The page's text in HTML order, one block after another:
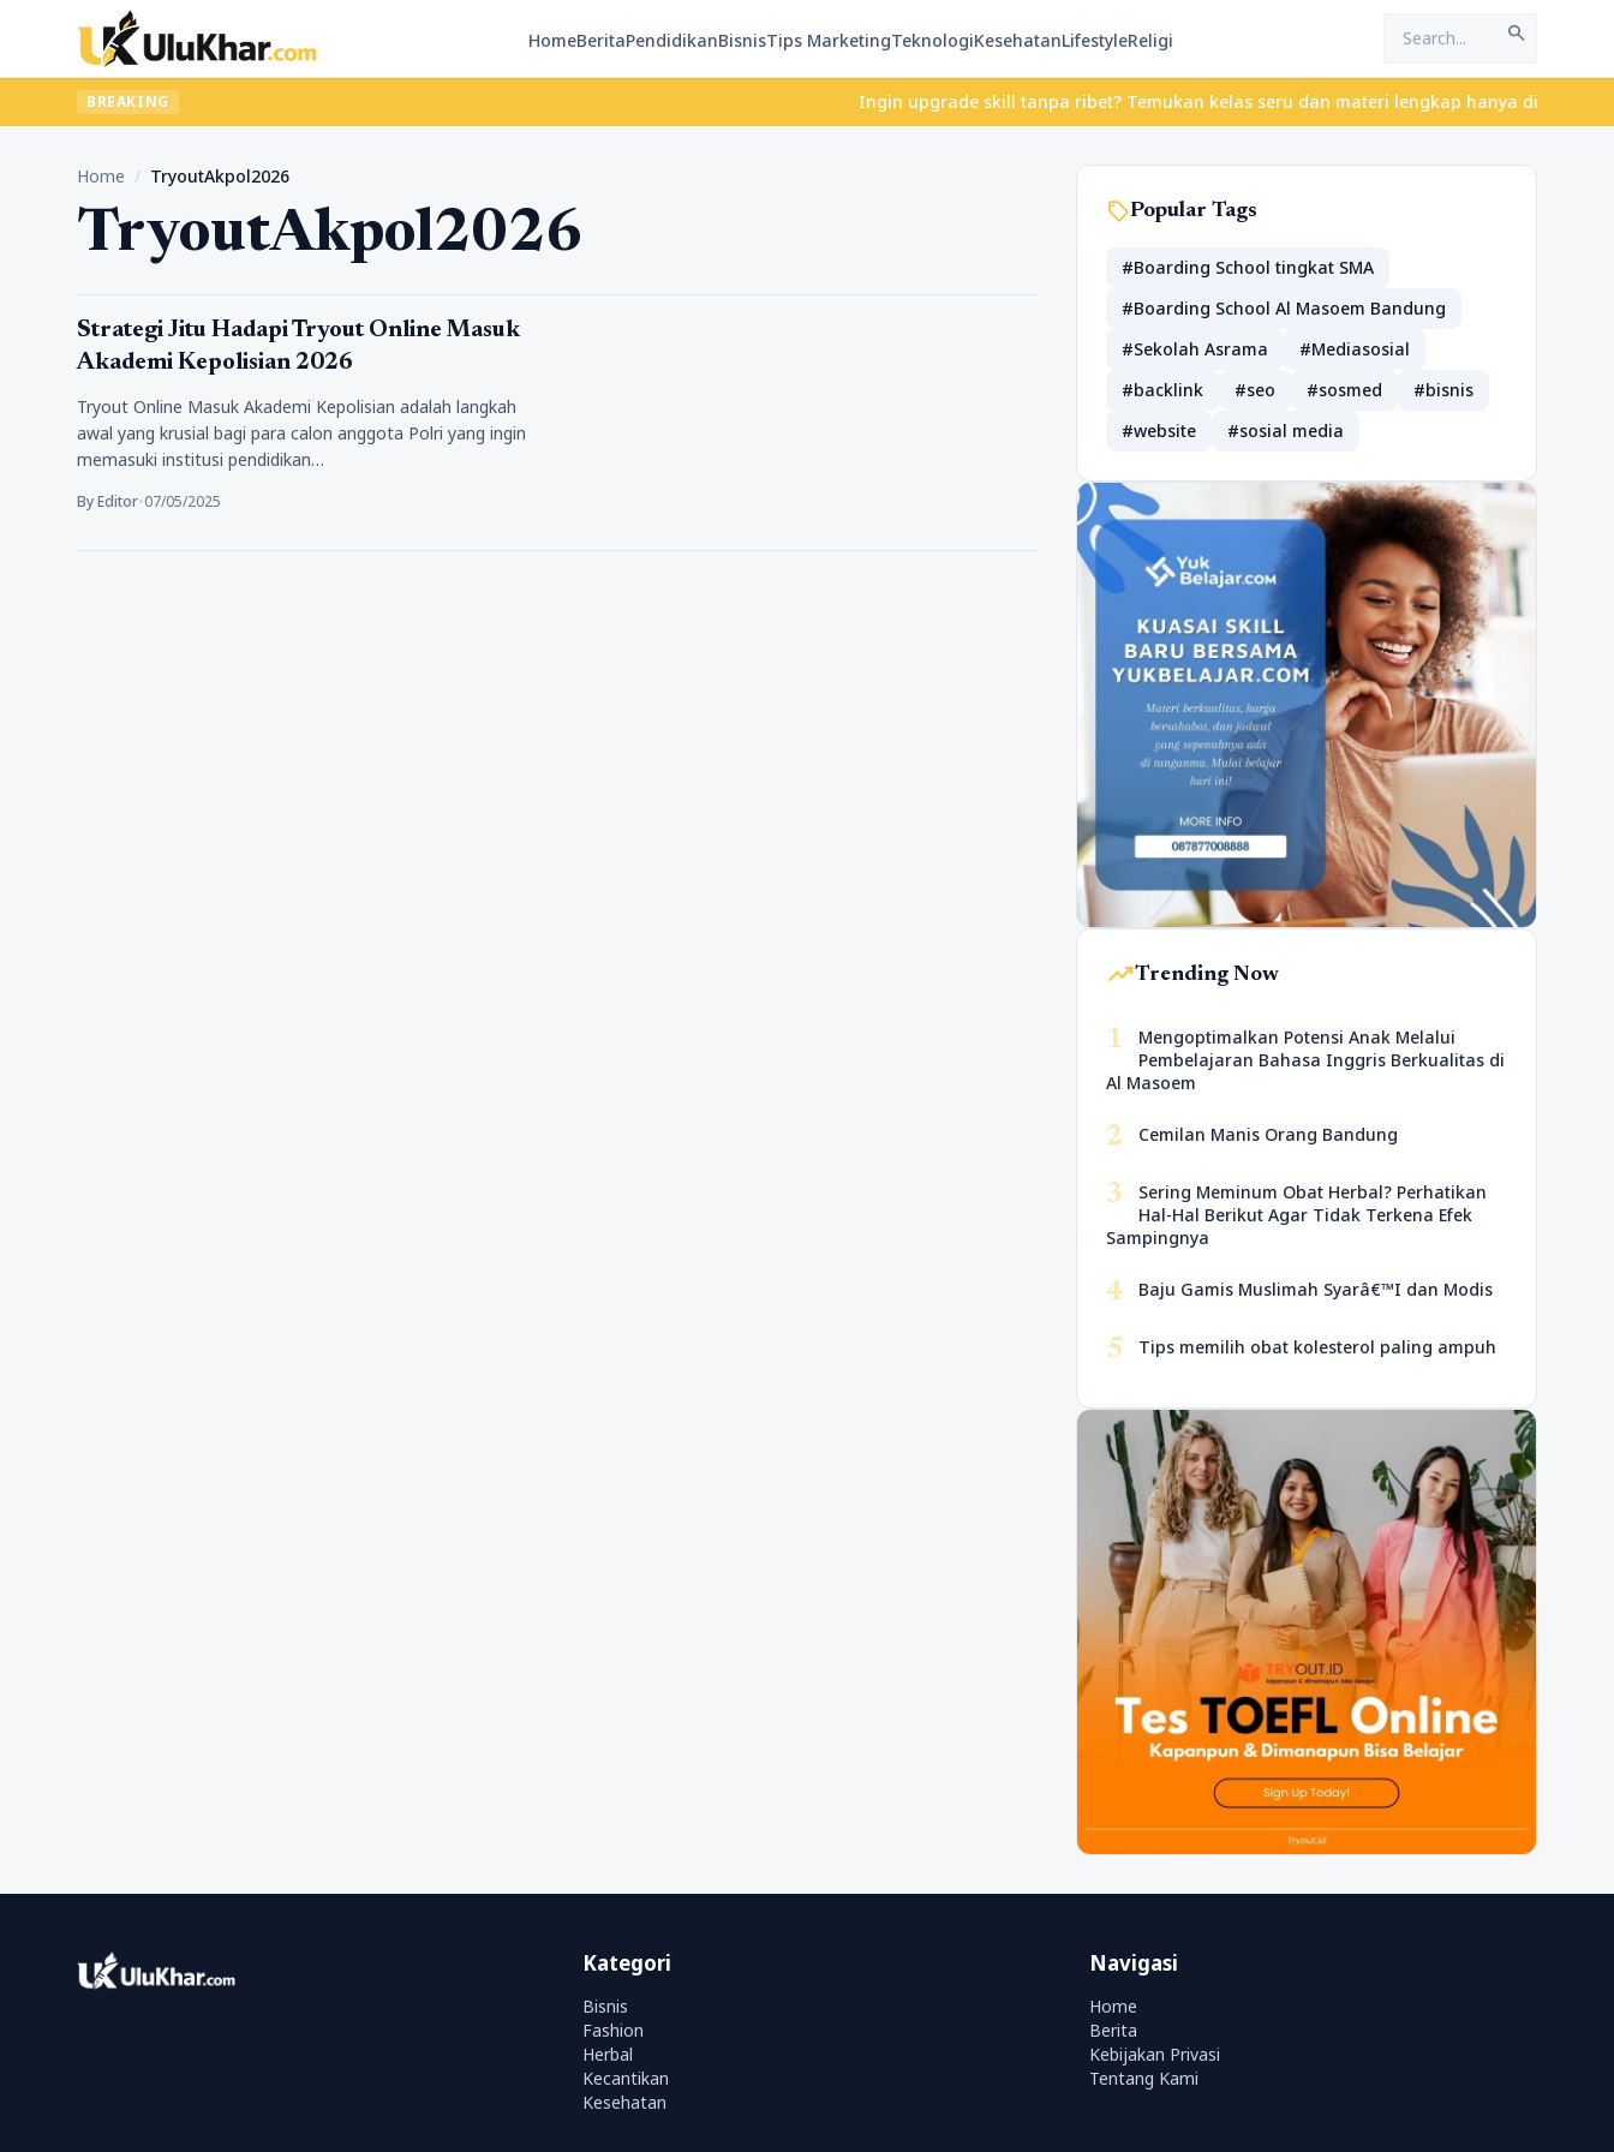
HomeBeritaPendidikanBisnisTips MarketingTeknologiKesehatanLifestyleReligi search
BREAKING Ingin upgrade skill tanpa ribet? Temukan kelas seru dan materi lengkap hanya di
Home / TryoutAkpol2026
TryoutAkpol2026
Pendidikan
Strategi Jitu Hadapi Tryout Online Masuk
Akademi Kepolisian 2026
Tryout Online Masuk Akademi Kepolisian adalah langkah
awal yang krusial bagi para calon anggota Polri yang ingin
memasuki institusi pendidikan…
By Editor•07/05/2025
sellPopular Tags
#Boarding School tingkat SMA
#Boarding School Al Masoem Bandung
#Sekolah Asrama
#Mediasosial
#backlink
#seo #sosmed
#bisnis
#website
#sosial media
trending_upTrending Now
1
Mengoptimalkan Potensi Anak Melalui
Pembelajaran Bahasa Inggris Berkualitas di
Al Masoem
2 Cemilan Manis Orang Bandung
3
Sering Meminum Obat Herbal? Perhatikan
Hal-Hal Berikut Agar Tidak Terkena Efek
Sampingnya
4 Baju Gamis Muslimah Syarâ€™I dan Modis
5 Tips memilih obat kolesterol paling ampuh
Kategori
Bisnis
Fashion
Herbal
Kecantikan
Kesehatan
Navigasi
Home
Berita
Kebijakan Privasi
Tentang Kami